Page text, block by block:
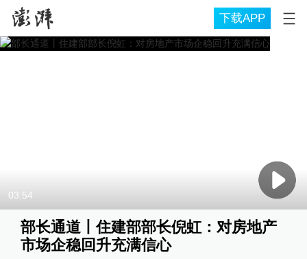
下载APP
03:54
部长通道丨住建部部长倪虹：对房地产
市场企稳回升充满信心